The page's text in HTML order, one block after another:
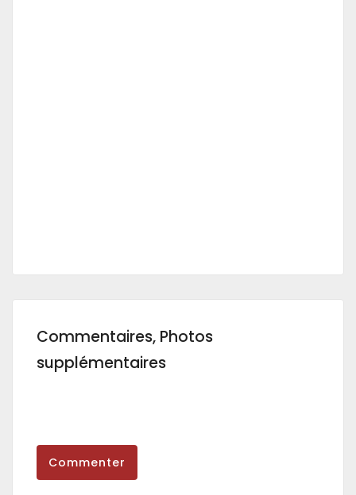
Commentaires, Photos
supplémentaires
Commenter